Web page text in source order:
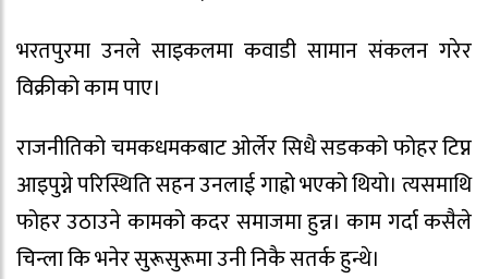
भरतपुरमा उनले साइकलमा कवाडी सामान संकलन गरेर
विक्रीको काम पाए।
राजनीतिको चमकधमकबाट ओर्लेर सिधै सडकको फोहर टिप्न
आइपुग्ने परिस्थिति सहन उनलाई गाह्रो भएको थियो। त्यसमाथि
फोहर उठाउने कामको कदर समाजमा हुन्न। काम गर्दा कसैले
चिन्ला कि भनेर सुरूसुरूमा उनी निकै सतर्क हुन्थे।